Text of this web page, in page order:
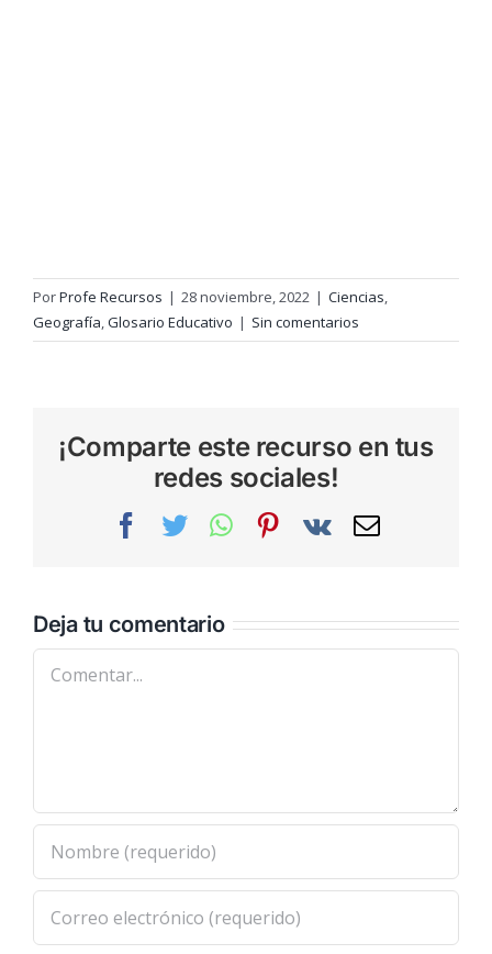
PorProfe Recursos | 28 noviembre, 2022 | Ciencias,
Geografía,Glosario Educativo | Sin comentarios
¡Comparte este recurso en tus
redes sociales!
Facebook
TwitterWhatsAppPinterest
Vk
Correo
Deja tu comentario
Comentar